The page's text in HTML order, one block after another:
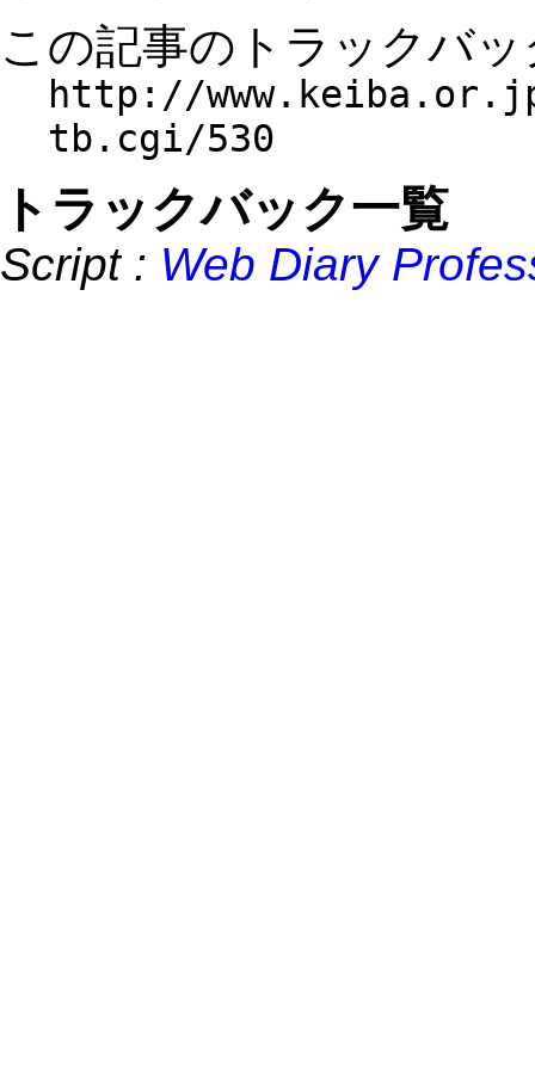
この記事のトラックバ
http://
tb.cgi/530
トラックバック一覧
Script : Web Diary